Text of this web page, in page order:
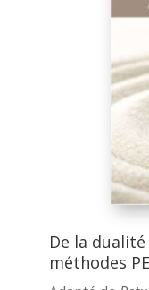
De la
méthodes